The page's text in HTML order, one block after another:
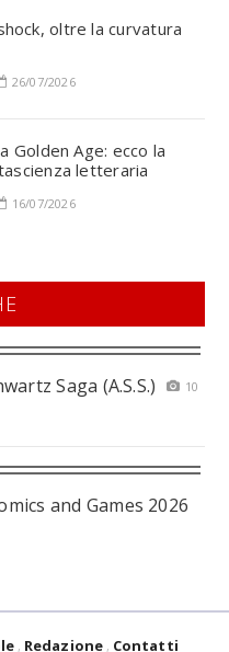
oltre la curvatura
26/07/2026
Golden Age: ecco la
letteraria
16/07/2026
Saga (A.S.S.)
10
and Games 2026
Redazione Contatti